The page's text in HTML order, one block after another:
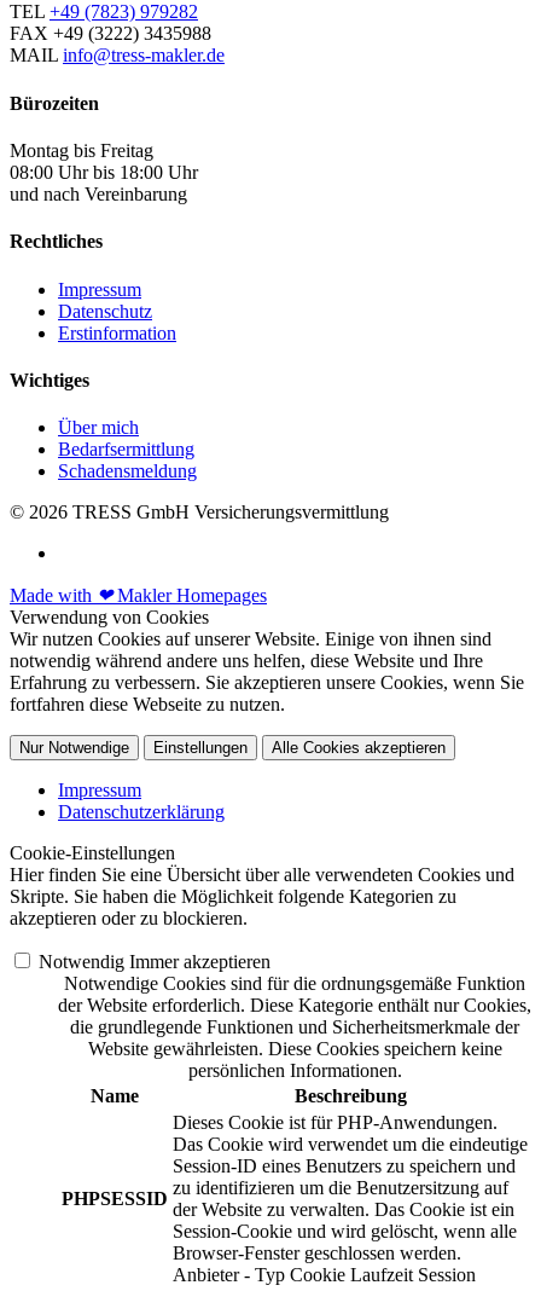
TEL +49 (7823) 979282
FAX +49 (3222) 3435988
MAIL info@tress-makler.de
Bürozeiten
Montag bis Freitag
08:00 Uhr bis 18:00 Uhr
und nach Vereinbarung
Rechtliches
Impressum
Datenschutz
Erstinformation
Wichtiges
Über mich
Bedarfsermittlung
Schadensmeldung
© 2026 TRESS GmbH Versicherungsvermittlung
Made with ❤Makler Homepages
Verwendung von Cookies
Wir nutzen Cookies auf unserer Website. Einige von ihnen sind
notwendig während andere uns helfen, diese Website und Ihre
Erfahrung zu verbessern. Sie akzeptieren unsere Cookies, wenn Sie
fortfahren diese Webseite zu nutzen.
Nur Notwendige Einstellungen Alle Cookies akzeptieren
Impressum
Datenschutzerklärung
Cookie-Einstellungen
Hier finden Sie eine Übersicht über alle verwendeten Cookies und
Skripte. Sie haben die Möglichkeit folgende Kategorien zu
akzeptieren oder zu blockieren.
Notwendig Immer akzeptieren
Notwendige Cookies sind für die ordnungsgemäße Funktion
der Website erforderlich. Diese Kategorie enthält nur Cookies,
die grundlegende Funktionen und Sicherheitsmerkmale der
Website gewährleisten. Diese Cookies speichern keine
persönlichen Informationen.
Name
Beschreibung
PHPSESSID
Dieses Cookie ist für PHP-Anwendungen.
Das Cookie wird verwendet um die eindeutige
Session-ID eines Benutzers zu speichern und
zu identifizieren um die Benutzersitzung auf
der Website zu verwalten. Das Cookie ist ein
Session-Cookie und wird gelöscht, wenn alle
Browser-Fenster geschlossen werden.
Anbieter - Typ Cookie Laufzeit Session